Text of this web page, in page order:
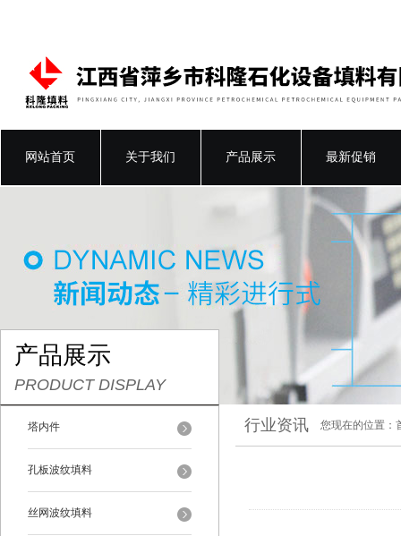
网站首页 关于我们 产品展示 最新促销
产品展示
PRODUCT DISPLAY
塔内件
孔板波纹填料
丝网波纹填料
行业资讯 您现在的位置：